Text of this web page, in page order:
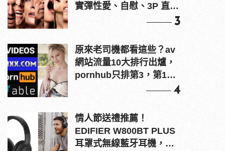
實彈性愛、自慰、3P 直接
3
原來老司機都看這些？av
網站流量10大排行出爐，
pornhub只排第3，第1名
4
情人節送禮推薦！
EDIFIER W800BT PLUS
耳罩式無線藍牙耳機，在